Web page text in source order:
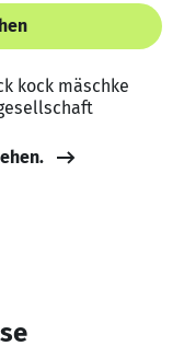
kock mäschke